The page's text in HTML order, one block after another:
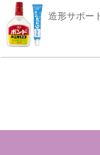
造形サポー